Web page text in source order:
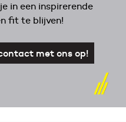
in een inspirerende
fit te blijven!
met ons op!